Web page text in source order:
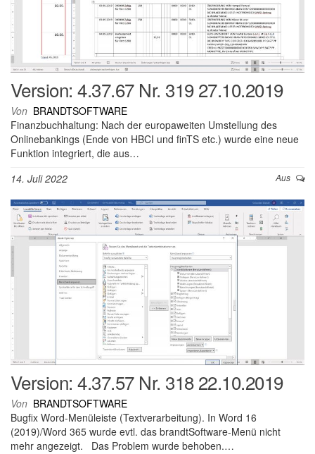
Version: 4.37.67 Nr. 319 27.10.2019
Von BRANDTSOFTWARE
Finanzbuchhaltung: Nach der europaweiten Umstellung des
Onlinebankings (Ende von HBCI und finTS etc.) wurde eine neue
Funktion integriert, die aus…
14. Juli 2022
Aus
Version: 4.37.57 Nr. 318 22.10.2019
Von BRANDTSOFTWARE
Bugfix Word-Menüleiste (Textverarbeitung). In Word 16
(2019)/Word 365 wurde evtl. das brandtSoftware-Menü nicht
mehr angezeigt. Das Problem wurde behoben.…